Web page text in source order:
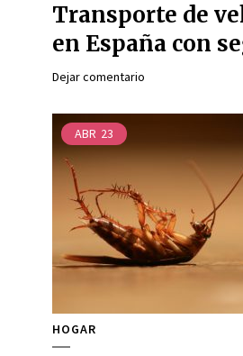
Transporte de
en España con
Dejar comentario
ABR 23
HOGAR